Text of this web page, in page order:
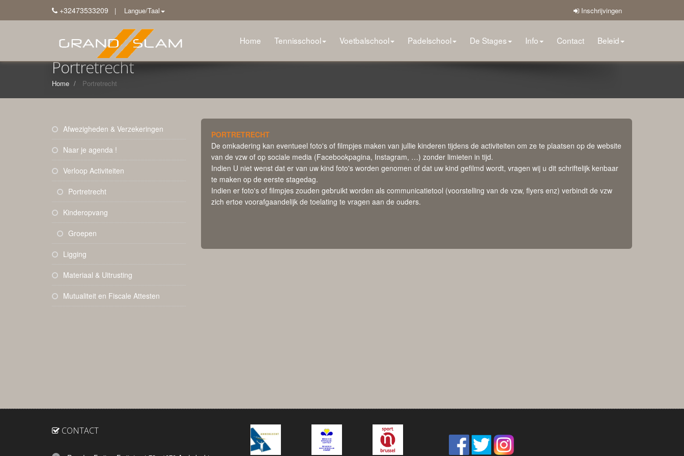
+32473533209 Inschrijvingen
| Langue/Taal
Home Tennisschool Voetbalschool Padelschool De Stages Info Contact Beleid
Portretrecht
Home Portretrecht
Afwezigheden & Verzekeringen
Naar je agenda !
Verloop Activiteiten
Portretrecht
Kinderopvang
Groepen
Ligging
Materiaal & Uitrusting
Mutualiteit en Fiscale Attesten
PORTRETRECHT
De omkadering kan eventueel foto's of filmpjes maken van jullie kinderen tijdens de activiteiten om ze te plaatsen op de website
van de vzw of op sociale media (Facebookpagina, Instagram, …) zonder limieten in tijd.
Indien U niet wenst dat er van uw kind foto's worden genomen of dat uw kind gefilmd wordt, vragen wij u dit schriftelijk kenbaar
te maken op de eerste stagedag.
Indien er foto's of filmpjes zouden gebruikt worden als communicatietool (voorstelling van de vzw, flyers enz) verbindt de vzw
zich ertoe voorafgaandelijk de toelating te vragen aan de ouders.
CONTACT